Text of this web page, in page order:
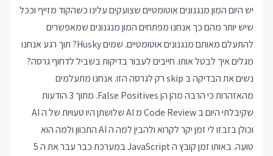
יש היום המון מנגנונים אוטומטיים שצועקים עלינו כשהקוד מזייף וככל
שיש יותר מהם כך אנחנו מפתחים המון מנגנונים שמאפשרים
להתעלם מאותם מנגנונים אוטומטיים. שמים Husky? תוך רגע אנחנו
מגלים איך לבטל אותו. חייבים לעבור בדיקות בשביל לדחוף גרסה?
נשים את הבדיקה ב skip רק לגרסה הזו. אנחנו מתעלמים
מהאזהרות כי הרבה מהן הן False Positives. מתוך 3 הודעות
שקיבלתי היום ב Code Review מ AI שלושתן היו טעויות של ה AI
וכולן בזבזו לי זמן יקר לקרוא ולהבין למה ה AI התכוון ולמה הוא
טועה. באותו זמן קובץ ה JavaScript במערכת כבר עבר את ה 5